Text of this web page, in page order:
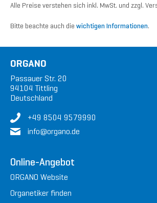
Alle Preise verstehen sich inkl. MwSt. und zzgl.
Bitte beachte auch die wichtigen Informationen.
ORGANO
Passauer Str. 20
94104 Tittling
Deutschland
+49 8504 9579990
info@organo.de
Online-Angebot
ORGANO Website
Organetiker finden